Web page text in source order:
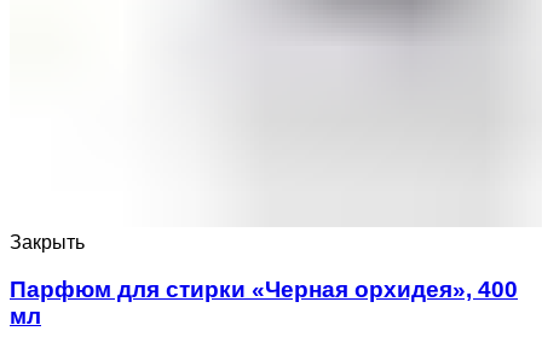
Закрыть
Парфюм для стирки «Черная орхидея», 400
мл